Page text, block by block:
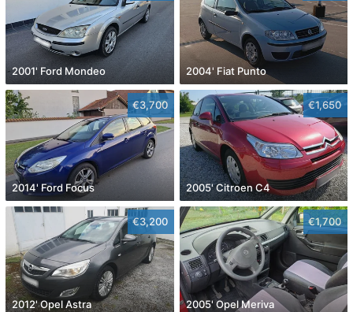
2001' Ford Mondeo 2004' Fiat Punto
€3,700
2014' Ford Focus
€1,650
2005' Citroen C4
€3,200
2012' Opel Astra
€1,700
2005' Opel Meriva